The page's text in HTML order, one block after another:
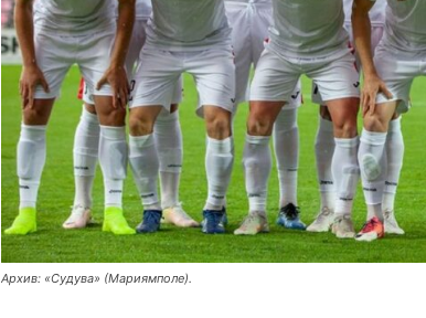
Архив: «Судува» (Мариямполе).